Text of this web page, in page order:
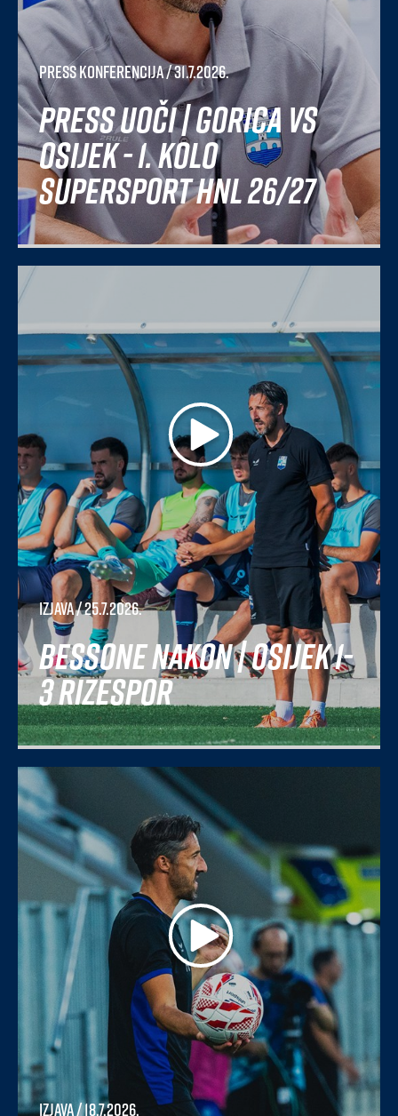
Press konferencija/ 31.7.2026.
Press uoči | Gorica vs
Osijek - 1. kolo
SuperSport HNL 26/27
Izjava/ 25.7.2026.
Bessone nakon | Osijek 1-
3 Rizespor
Izjava/ 18.7.2026.